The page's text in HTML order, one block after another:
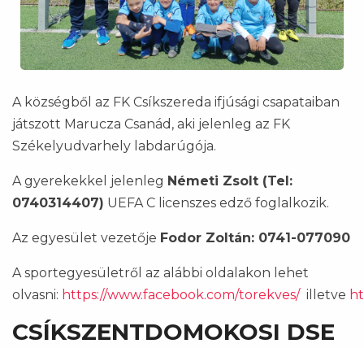
A községből az FK Csíkszereda ifjúsági csapataiban
játszott Marucza Csanád, aki jelenleg az FK
Székelyudvarhely labdarúgója.
A gyerekekkel jelenleg Németi Zsolt (Tel:
0740314407) UEFA C licenszes edző foglalkozik.
Az egyesület vezetője Fodor Zoltán: 0741-077090
A sportegyesületről az alábbi oldalakon lehet
olvasni: https://www.facebook.com/torekves/ illetve
CSÍKSZENTDOMOKOSI DSE